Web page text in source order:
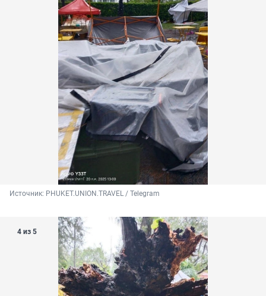
Источник: PHUKET.UNION.TRAVEL / Telegram
4 из 5